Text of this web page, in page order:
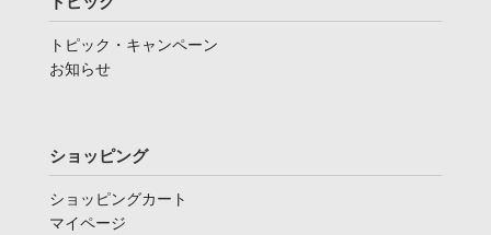
トピック・キャンペーン
お知らせ
ショッピング
ショッピングカート
マイページ